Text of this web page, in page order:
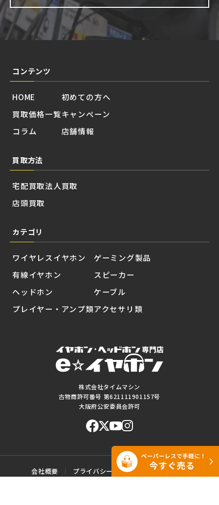
株式会社タイムマシン
古物商許可番号 第621111901157号
大阪府公安委員会許可
コンテンツ
HOME
買取価格一覧
コラム
初めての方へ
キャンペーン
店舗情報
買取方法
宅配買取
店頭買取
法人買取
カテゴリ
ワイヤレスイヤホン
有線イヤホン
ヘッドホン
プレイヤー・アンプ類
ゲーミング製品
スピーカー
ケーブル
アクセサリ類
会社概要 プライバシーポリシー
ご利用規約